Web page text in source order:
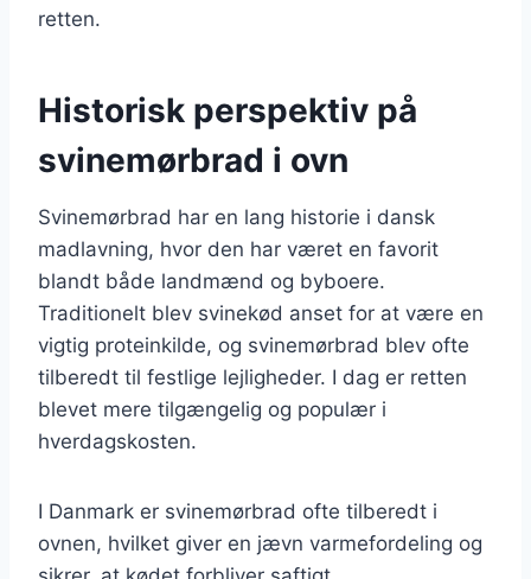
retten.
Historisk perspektiv på
svinemørbrad i ovn
Svinemørbrad har en lang historie i dansk
madlavning, hvor den har været en favorit
blandt både landmænd og byboere.
Traditionelt blev svinekød anset for at være en
vigtig proteinkilde, og svinemørbrad blev ofte
tilberedt til festlige lejligheder. I dag er retten
blevet mere tilgængelig og populær i
hverdagskosten.
I Danmark er svinemørbrad ofte tilberedt i
ovnen, hvilket giver en jævn varmefordeling og